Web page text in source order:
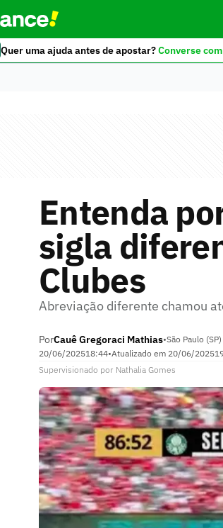
Quer uma ajuda antes de apostar?Converse
Entenda
sigla
Clubes
Abreviação diferente chamou
PorCauê Gregoraci Mathias•São Paulo (SP)
20/06/202518:44•Atualizado em 20/06/2025
Supervisionado por Nathalia Gomes